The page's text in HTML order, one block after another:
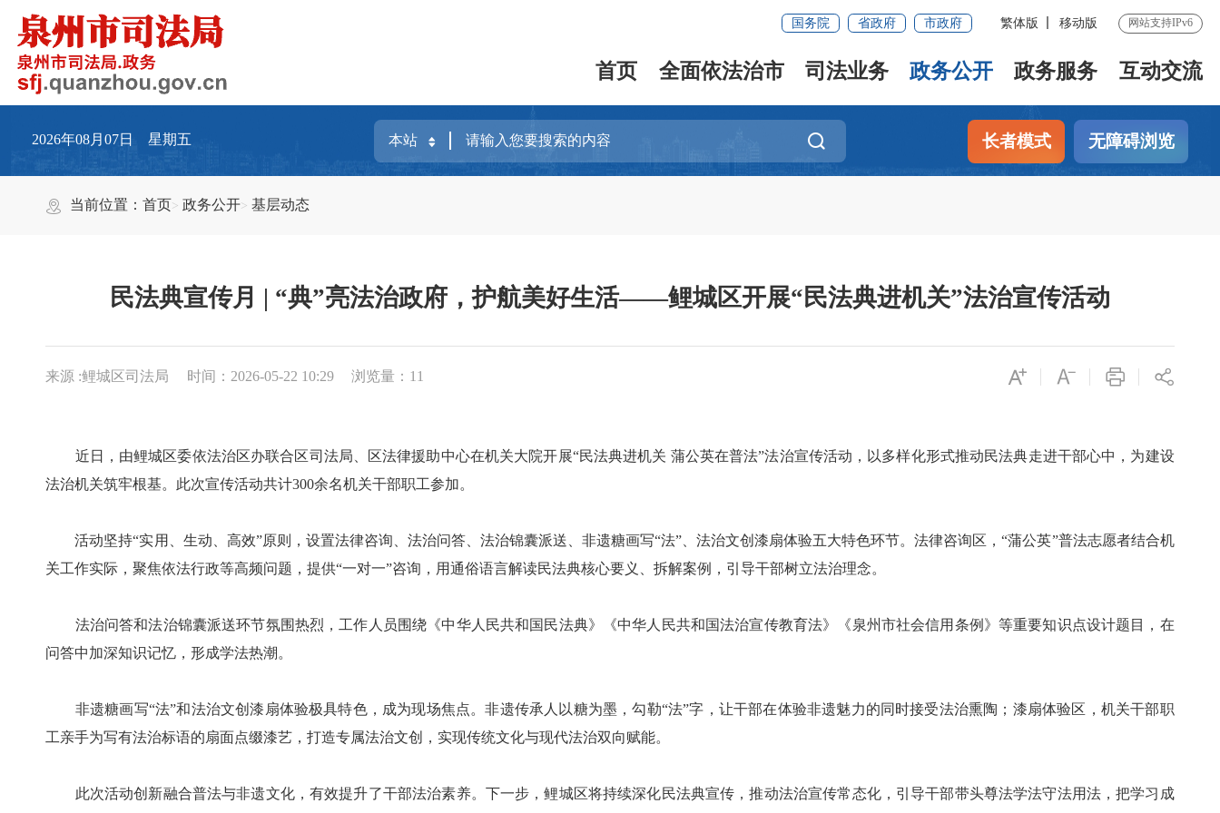
国务院 省政府 市政府 繁体版 移动版 网站支持IPv6
首页 全面依法治市 司法业务 政务公开 政务服务 互动交流
2026年08月07日 星期五 长者模式 无障碍浏览
当前位置：首页 政务公开 基层动态
民法典宣传月 | “典”亮法治政府，护航美好生活——鲤城区开展“民法典进机关”法治宣传活动
来源 :鲤城区司法局 时间：2026-05-22 10:29 浏览量： 11
近日，由鲤城区委依法治区办联合区司法局、区法律援助中心在机关大院开展“民法典进机关 蒲公英在普法”法治宣传活动，以多样化形式推动民法典走进干部心中，为建设
法治机关筑牢根基。此次宣传活动共计300余名机关干部职工参加。
活动坚持“实用、生动、高效”原则，设置法律咨询、法治问答、法治锦囊派送、非遗糖画写“法”、法治文创漆扇体验五大特色环节。法律咨询区，“蒲公英”普法志愿者结合机
关工作实际，聚焦依法行政等高频问题，提供“一对一”咨询，用通俗语言解读民法典核心要义、拆解案例，引导干部树立法治理念。
法治问答和法治锦囊派送环节氛围热烈，工作人员围绕《中华人民共和国民法典》《中华人民共和国法治宣传教育法》《泉州市社会信用条例》等重要知识点设计题目，在
问答中加深知识记忆，形成学法热潮。
非遗糖画写“法”和法治文创漆扇体验极具特色，成为现场焦点。非遗传承人以糖为墨，勾勒“法”字，让干部在体验非遗魅力的同时接受法治熏陶；漆扇体验区，机关干部职
工亲手为写有法治标语的扇面点缀漆艺，打造专属法治文创，实现传统文化与现代法治双向赋能。
此次活动创新融合普法与非遗文化，有效提升了干部法治素养。下一步，鲤城区将持续深化民法典宣传，推动法治宣传常态化，引导干部带头尊法学法守法用法，把学习成